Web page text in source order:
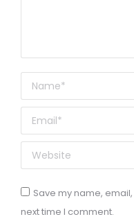
Name *
Email *
Website
Save my name,
next time I comment.